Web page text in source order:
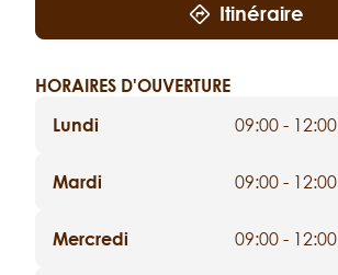
Itinéraire
HORAIRES D'OUVERTURE
Lundi
09:00 - 12:00
Mardi 09:00 - 12:00
Mercredi 09:00 - 12:00